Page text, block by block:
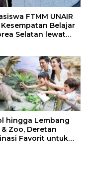
FTMM UNAIR
Kesempatan Belajar
Selatan lewat
hingga Lembang
& Zoo, Deretan
Favorit untuk